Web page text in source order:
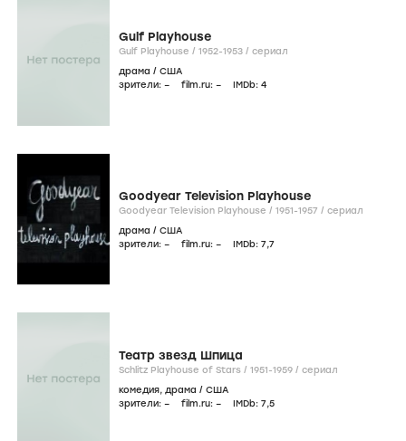
Gulf Playhouse
Gulf Playhouse / 1952-1953 / сериал
драма / США
зрители: – film.ru: – IMDb: 4
Goodyear Television Playhouse
Goodyear Television Playhouse / 1951-1957 / сериал
драма / США
зрители: – film.ru: – IMDb: 7,7
Театр звезд Шпица
Schlitz Playhouse of Stars / 1951-1959 / сериал
комедия, драма / США
зрители: – film.ru: – IMDb: 7,5